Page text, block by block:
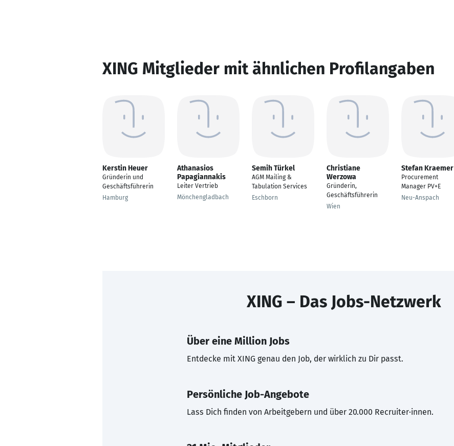
XING Mitglieder mit ähnlichen Profilangaben
Kerstin Heuer
Gründerin und
Geschäftsführerin
Hamburg
Athanasios
Papagiannakis
Leiter Vertrieb
Mönchengladbach
Semih Türkel
AGM Mailing &
Tabulation Services
Eschborn
Christiane
Werzowa
Gründerin,
Geschäftsführerin
Wien
Stefan Kraemer
Procurement
Manager PV+E
Neu-Anspach
XING – Das Jobs-Netzwerk
Über eine Million Jobs
Entdecke mit XING genau den Job, der wirklich zu Dir passt.
Persönliche Job-Angebote
Lass Dich finden von Arbeitgebern und über 20.000 Recruiter·innen.